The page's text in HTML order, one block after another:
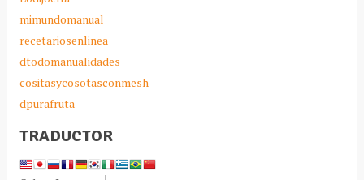
mimundomanual
recetariosenlinea
dtodomanualidades
cositasycosotasconmesh
dpurafruta
TRADUCTOR